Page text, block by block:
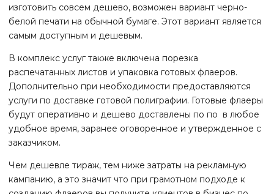
изготовить совсем дешево, возможен вариант черно-
белой печати на обычной бумаге. Этот вариант является
самым доступным и дешевым.
В комплекс услуг также включена порезка
распечатанных листов и упаковка готовых флаеров.
Дополнительно при необходимости предоставляются
услуги по доставке готовой полиграфии. Готовые флаеры
будут оперативно и дешево доставлены по по в любое
удобное время, заранее оговоренное и утвержденное с
заказчиком.
Чем дешевле тираж, тем ниже затраты на рекламную
кампанию, а это значит что при грамотном подходе к